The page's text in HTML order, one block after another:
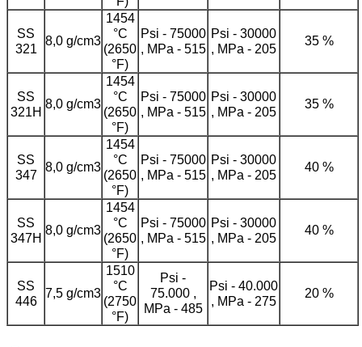
SS
321
8,0 g/cm3
1454
°C
(2650
°F)
Psi - 75000
, MPa - 515
Psi - 30000
, MPa - 205
35 %
SS
321H
8,0 g/cm3
1454
°C
(2650
°F)
Psi - 75000
, MPa - 515
Psi - 30000
, MPa - 205
35 %
SS
347
8,0 g/cm3
1454
°C
(2650
°F)
Psi - 75000
, MPa - 515
Psi - 30000
, MPa - 205
40 %
SS
347H
8,0 g/cm3
1454
°C
(2650
°F)
Psi - 75000
, MPa - 515
Psi - 30000
, MPa - 205
40 %
SS
446
7,5 g/cm3
1510
°C
(2750
°F)
Psi -
75.000 ,
MPa - 485
Psi - 40.000
, MPa - 275
20 %